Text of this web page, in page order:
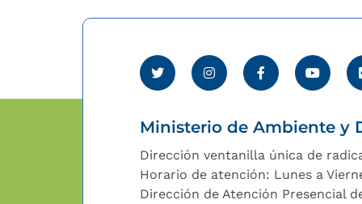
Ministerio de Ambiente y
Dirección ventanilla única de
Horario de atención: Lunes a
Dirección de Atención Presencial